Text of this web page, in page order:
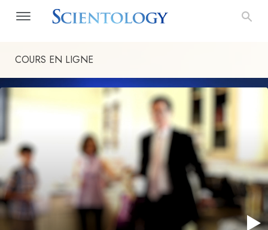
COURS EN LIGNE